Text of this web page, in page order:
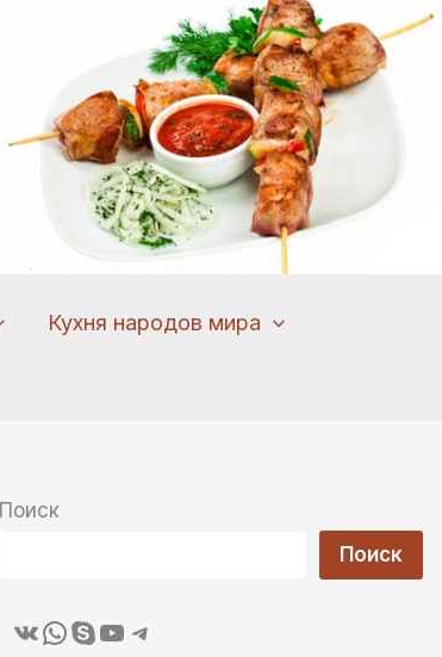
Кухня народов мира
Поиск
Поиск
ВКонтакте WhatsApp Skype YouTube Telegram